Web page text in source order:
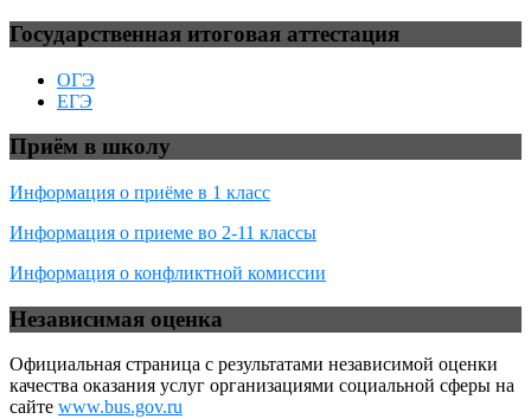
Государственная итоговая аттестация
ОГЭ
ЕГЭ
Приём в школу
Информация о приёме в 1 класс
Информация о приеме во 2-11 классы
Информация о конфликтной комиссии
Независимая оценка
Официальная страница с результатами независимой оценки
качества оказания услуг организациями социальной сферы на
сайте www.bus.gov.ru